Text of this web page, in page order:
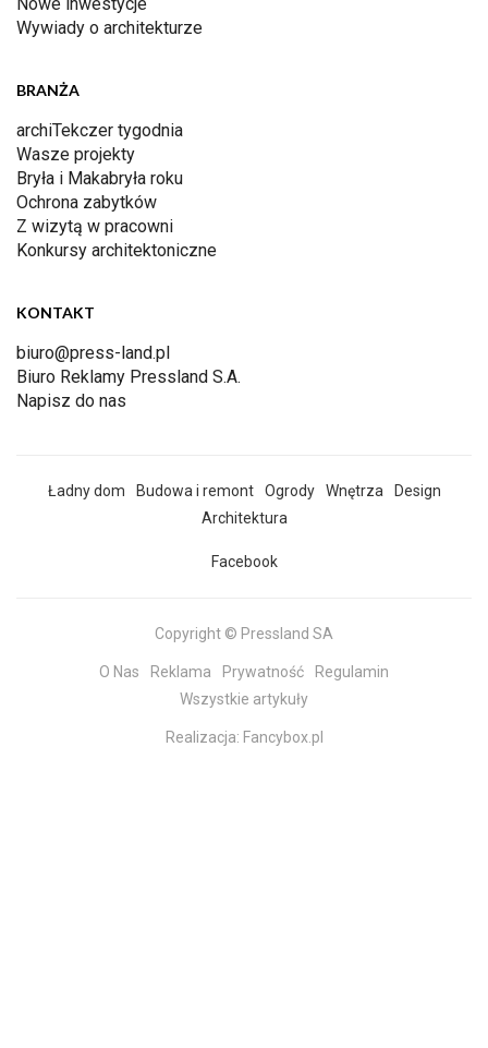
Wywiady o architekturze
BRANŻA
archiTekczer tygodnia
Wasze projekty
Bryła i Makabryła roku
Ochrona zabytków
Z wizytą w pracowni
Konkursy architektoniczne
KONTAKT
biuro@press-land.pl
Biuro Reklamy Pressland S.A.
Napisz do nas
Ładny dom Budowa i remont Ogrody Wnętrza
Design
Architektura
Facebook
Copyright © Pressland SA
O Nas Reklama Prywatność
Regulamin
Wszystkie artykuły
Realizacja: Fancybox.pl